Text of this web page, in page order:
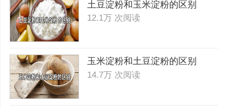
土豆淀粉和玉米淀粉的区别
12.1万 次阅读
玉米淀粉和土豆淀粉的区别
14.7万 次阅读